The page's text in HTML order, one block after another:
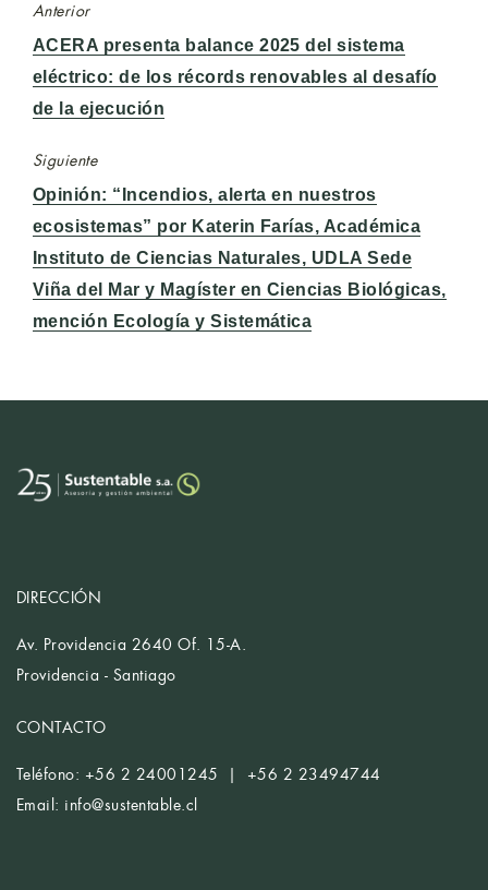
Anterior
Entrada
anterior:
ACERA presenta balance 2025 del sistema
eléctrico: de los récords renovables al desafío
de la ejecución
Siguiente
Entrada
siguiente:
Opinión: “Incendios, alerta en nuestros
ecosistemas” por Katerin Farías, Académica
Instituto de Ciencias Naturales, UDLA Sede
Viña del Mar y Magíster en Ciencias Biológicas,
mención Ecología y Sistemática
DIRECCIÓN
Av. Providencia 2640 Of. 15-A.
Providencia - Santiago
CONTACTO
Teléfono: +56 2 24001245 | +56 2 23494744
Email: info@sustentable.cl